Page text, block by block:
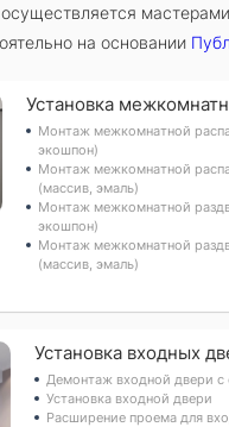
на основании
Установка
Монтаж межкомнатной
экошпон)
Монтаж межкомнатной
(массив, эмаль)
Монтаж межкомнатной
экошпон)
Монтаж межкомнатной
(массив, эмаль)
Установка входных
Демонтаж входной двери с
Установка входной двери
Расширение проема для